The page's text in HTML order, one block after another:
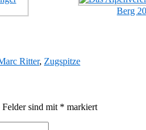
Berg
Ritter, Zugspitze
sind mit * markiert